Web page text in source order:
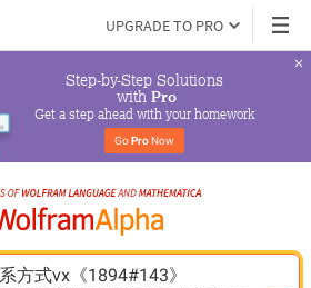
UPGRADE TO PRO
Step-by-Step Solutions
with Pro
Get a step ahead with your homework
Go Pro Now
方式vx《1894#143》